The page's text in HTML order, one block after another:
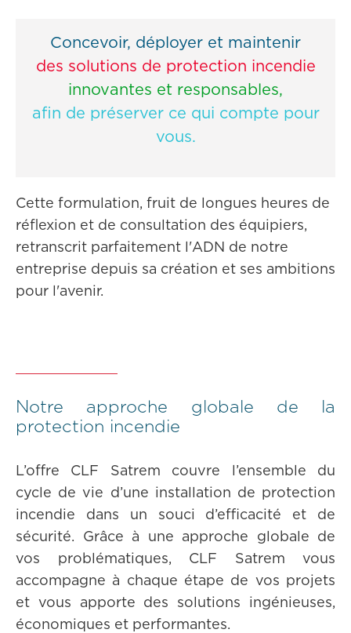
Concevoir, déployer et maintenir
des solutions de protection incendie
innovantes et responsables,
afin de préserver ce qui compte pour
vous.
Cette formulation, fruit de longues heures de
réflexion et de consultation des équipiers,
retranscrit parfaitement l'ADN de notre
entreprise depuis sa création et ses ambitions
pour l'avenir.
Notre approche globale de la
protection incendie
L’offre CLF Satrem couvre l’ensemble du
cycle de vie d’une installation de protection
incendie dans un souci d’efficacité et de
sécurité. Grâce à une approche globale de
vos problématiques, CLF Satrem vous
accompagne à chaque étape de vos projets
et vous apporte des solutions ingénieuses,
économiques et performantes.